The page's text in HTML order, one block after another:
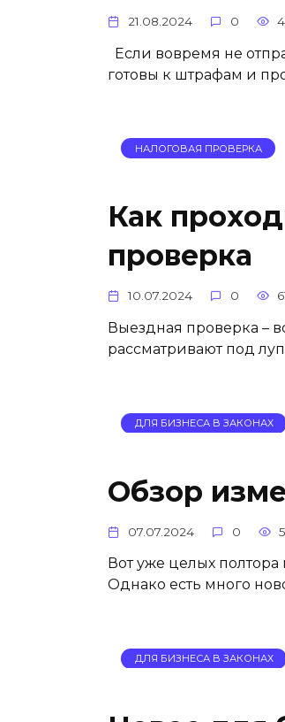
21.08.2024 0
Если вовремя не
готовы к штрафам и
НАЛОГОВАЯ ПРОВЕРКА
Как
проверка
10.07.2024 0
Выездная проверка –
рассматривают под
ДЛЯ БИЗНЕСА В ЗАКОНАХ
Обзор
07.07.2024 0
Вот уже целых
Однако есть много
ДЛЯ БИЗНЕСА В ЗАКОНАХ